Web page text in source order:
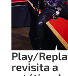
Play/
revisita a